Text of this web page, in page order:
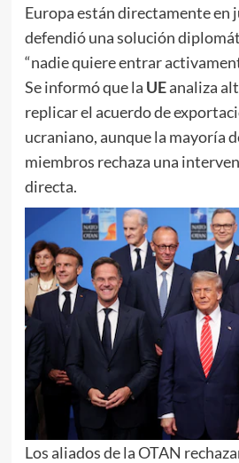
Europa están directamente en
defendió una solución
“nadie quiere entrar
Se informó que la UEanaliza
replicar el acuerdo de
ucraniano, aunque la mayoría
miembros rechaza una
directa.
Los aliados de la OTAN